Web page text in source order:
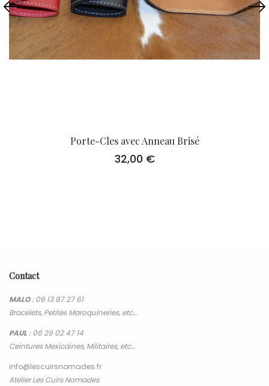
Porte-Cles avec Anneau Brisé
32,00 €
Contact
MALO:06 13 87 27 61
Bracelets, Petites Maroquineries, etc…
PAUL:06 29 02 47 14
Ceintures Mexicaines, Militaires, etc…
info@lescuirsnomades.fr
Atelier Les Cuirs Nomades